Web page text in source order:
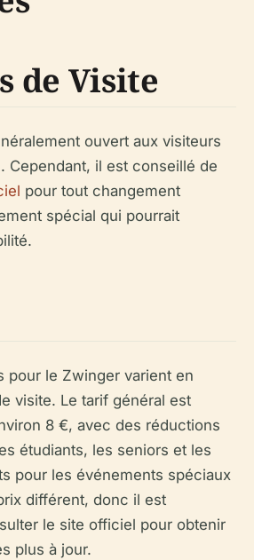
de Visite
ouvert aux visiteurs
Cependant, il est conseillé de
pour tout changement
spécial qui pourrait
pour le Zwinger varient en
visite. Le tarif général est
8 €, avec des réductions
étudiants, les seniors et les
pour les événements spéciaux
différent, donc il est
le site officiel pour obtenir
plus à jour.